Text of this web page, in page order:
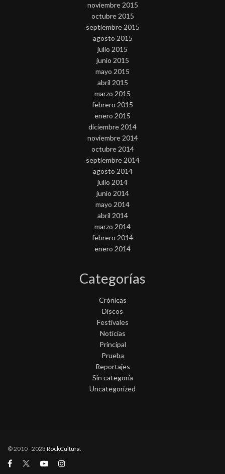
noviembre 2015
octubre 2015
septiembre 2015
agosto 2015
julio 2015
junio 2015
mayo 2015
abril 2015
marzo 2015
febrero 2015
enero 2015
diciembre 2014
noviembre 2014
octubre 2014
septiembre 2014
agosto 2014
julio 2014
junio 2014
mayo 2014
abril 2014
marzo 2014
febrero 2014
enero 2014
Categorías
Crónicas
Discos
Festivales
Noticias
Principal
Prueba
Reportajes
Sin categoría
Uncategorized
© 2010 - 2023 RockCultura